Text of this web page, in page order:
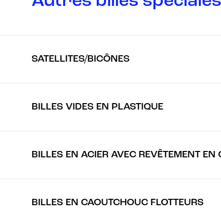
SATELLITES/BICÔNES
BILLES VIDES EN PLASTIQUE
BILLES EN ACIER AVEC REVÊTEMENT EN
BILLES EN CAOUTCHOUC FLOTTEURS